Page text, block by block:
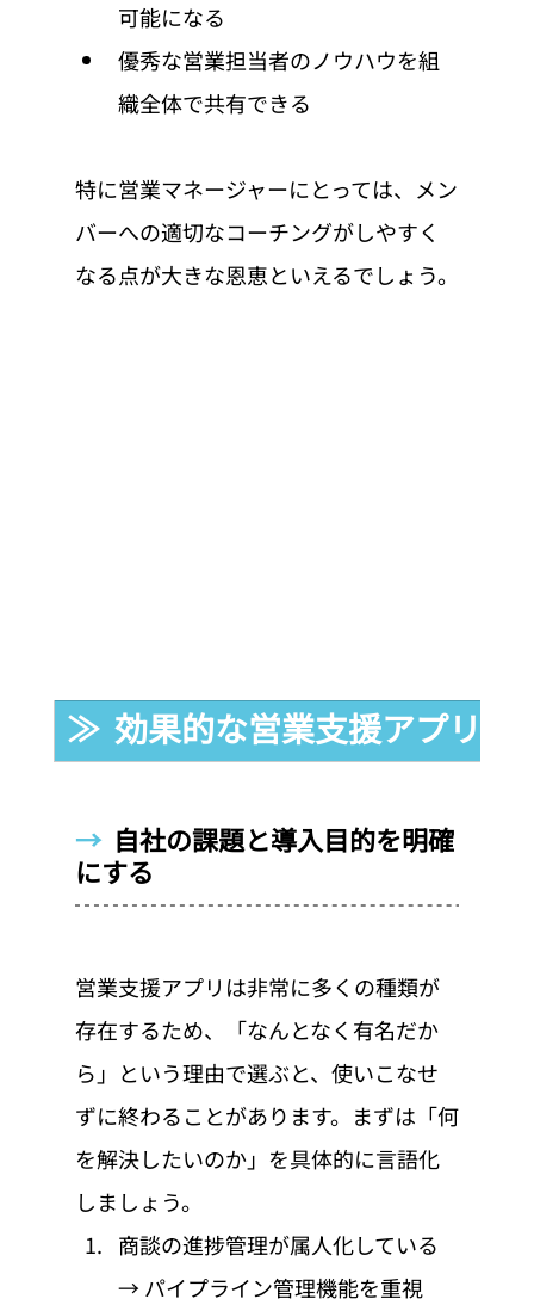
可能になる
優秀な営業担当者のノウハウを組
織全体で共有できる
特に営業マネージャーにとっては、メン
バーへの適切なコーチングがしやすく
なる点が大きな恩恵といえるでしょう。
≫  効果的な営業支援アプリを
→ 自社の課題と導入目的を明確
にする
営業支援アプリは非常に多くの種類が
存在するため、「なんとなく有名だか
ら」という理由で選ぶと、使いこなせ
ずに終わることがあります。まずは「何
を解決したいのか」を具体的に言語化
しましょう。
商談の進捗管理が属人化している
→ パイプライン管理機能を重視